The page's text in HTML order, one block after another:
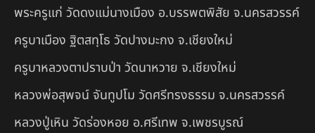
พระครูแก่ วัดดงแม่นางเมือง อ.บรรพตพิสัย จ.นครสวรรค์
ครูบาเมือง ฐิตสทฺโธ วัดปางมะกง จ.เชียงใหม่
ครูบาหลวงตาปราบป่า วัดนาหวาย จ.เชียงใหม่
หลวงพ่อสุพจน์ จันทูปโม วัดศรีทรงธรรม จ.นครสวรรค์
หลวงปู่เหิน วัดร่องหอย อ.ศรีเทพ จ.เพชรบูรณ์